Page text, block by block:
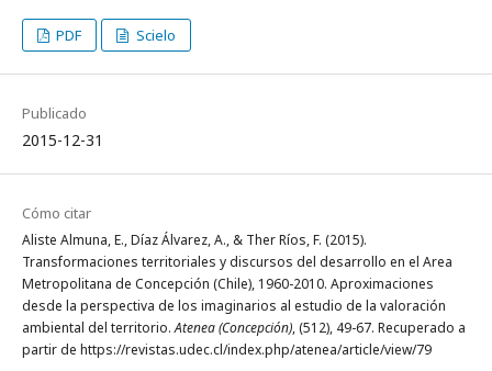
PDF Scielo
Publicado
2015-12-31
Cómo citar
Aliste Almuna, E., Díaz Álvarez, A., & Ther Ríos, F. (2015).
Transformaciones territoriales y discursos del desarrollo en el Area
Metropolitana de Concepción (Chile), 1960-2010. Aproximaciones
desde la perspectiva de los imaginarios al estudio de la valoración
ambiental del territorio.Atenea (Concepción), (512), 49-67. Recuperado a
partir de https://revistas.udec.cl/index.php/atenea/article/view/79